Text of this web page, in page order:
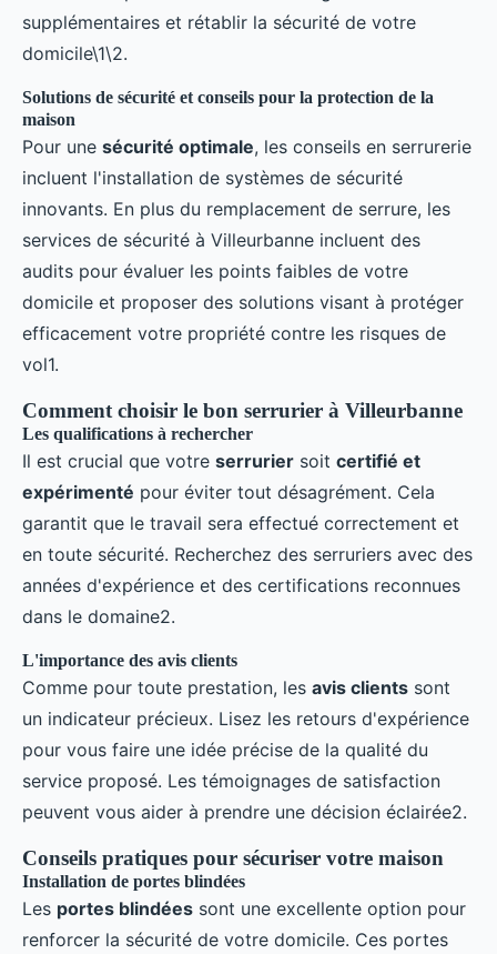
supplémentaires et rétablir la sécurité de votre
domicile\1\2.
Solutions de sécurité et conseils pour la protection de la
maison
Pour une sécurité optimale, les conseils en serrurerie
incluent l'installation de systèmes de sécurité
innovants. En plus du remplacement de serrure, les
services de sécurité à Villeurbanne incluent des
audits pour évaluer les points faibles de votre
domicile et proposer des solutions visant à protéger
efficacement votre propriété contre les risques de
vol1.
Comment choisir le bon serrurier à Villeurbanne
Les qualifications à rechercher
Il est crucial que votre serrurier soit certifié et
expérimenté pour éviter tout désagrément. Cela
garantit que le travail sera effectué correctement et
en toute sécurité. Recherchez des serruriers avec des
années d'expérience et des certifications reconnues
dans le domaine2.
L'importance des avis clients
Comme pour toute prestation, les avis clients sont
un indicateur précieux. Lisez les retours d'expérience
pour vous faire une idée précise de la qualité du
service proposé. Les témoignages de satisfaction
peuvent vous aider à prendre une décision éclairée2.
Conseils pratiques pour sécuriser votre maison
Installation de portes blindées
Les portes blindées sont une excellente option pour
renforcer la sécurité de votre domicile. Ces portes